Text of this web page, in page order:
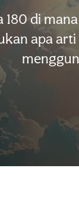
180 di
apa